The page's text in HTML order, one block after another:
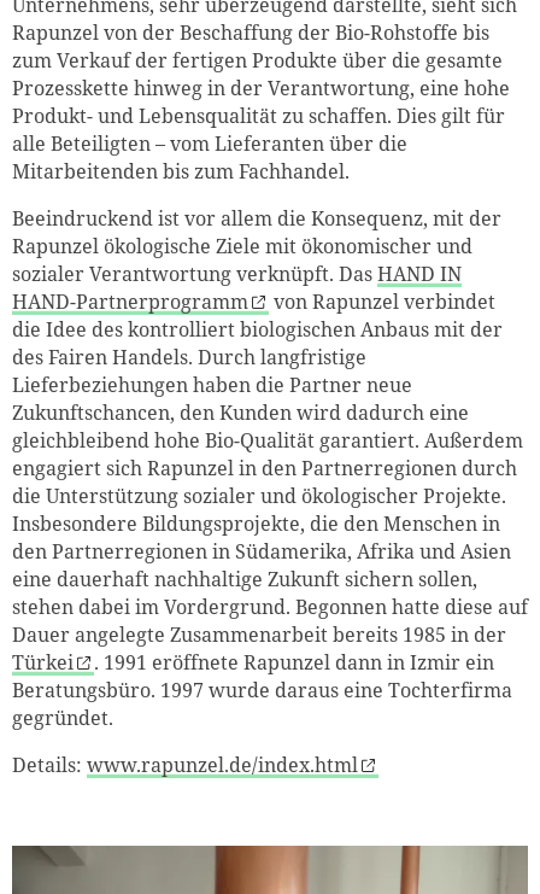
Rapunzel von der Beschaffung der Bio-Rohstoffe bis
zum Verkauf der fertigen Produkte über die gesamte
Prozesskette hinweg in der Verantwortung, eine hohe
Produkt- und Lebensqualität zu schaffen. Dies gilt für
alle Beteiligten – vom Lieferanten über die
Mitarbeitenden bis zum Fachhandel.
Beeindruckend ist vor allem die Konsequenz, mit der
Rapunzel ökologische Ziele mit ökonomischer und
sozialer Verantwortung verknüpft. DasHAND IN
HAND-Partnerprogramm
von Rapunzel verbindet
die Idee des kontrolliert biologischen Anbaus mit der
des Fairen Handels. Durch langfristige
Lieferbeziehungen haben die Partner neue
Zukunftschancen, den Kunden wird dadurch eine
gleichbleibend hohe Bio-Qualität garantiert. Außerdem
engagiert sich Rapunzel in den Partnerregionen durch
die Unterstützung sozialer und ökologischer Projekte.
Insbesondere Bildungsprojekte, die den Menschen in
den Partnerregionen in Südamerika, Afrika und Asien
eine dauerhaft nachhaltige Zukunft sichern sollen,
stehen dabei im Vordergrund. Begonnen hatte diese auf
Dauer angelegte Zusammenarbeit bereits 1985 in der
Türkei
. 1991 eröffnete Rapunzel dann in Izmir ein
Beratungsbüro. 1997 wurde daraus eine Tochterfirma
gegründet.
Details: www.rapunzel.de/index.html